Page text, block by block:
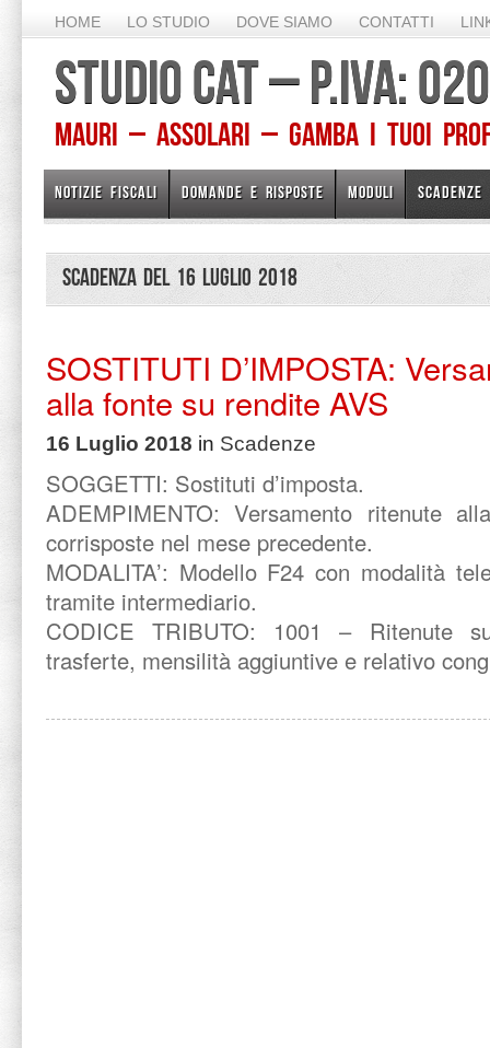
HOME LO STUDIO DOVE SIAMO CONTATTI
STUDIO CAT – P.IVA:
Mauri – Assolari – Gamba I TUOI
NOTIZIE FISCALI DOMANDE E RISPOSTE MODULI SCADENZE
Scadenza del 16 Luglio 2018
SOSTITUTI D’IMPOSTA:
alla fonte su rendite AVS
16 Luglio 2018 in Scadenze
SOGGETTI: Sostituti d’imposta.
ADEMPIMENTO: Versamento ritenute
corrisposte nel mese precedente.
MODALITA’: Modello F24 con modalità
tramite intermediario.
CODICE TRIBUTO: 1001 – Ritenute
trasferte, mensilità aggiuntive e relativo